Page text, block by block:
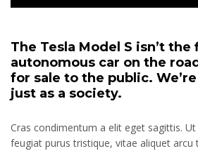
The Tesla Model S isn’t
autonomous car on the
for sale to the public.
just as a society.
Cras condimentum a elit eget sagittis.
feugiat purus tristique, vitae aliquet arcu